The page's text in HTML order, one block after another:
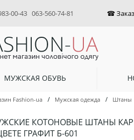
00-43 063-560-74-81
МУЖСКАЯ ОБУВЬ
Fashion-ua / Мужская одежда / Штаны
КОТОНОВЫЕ ШТАНЫ
ГРАФИТ Б-601